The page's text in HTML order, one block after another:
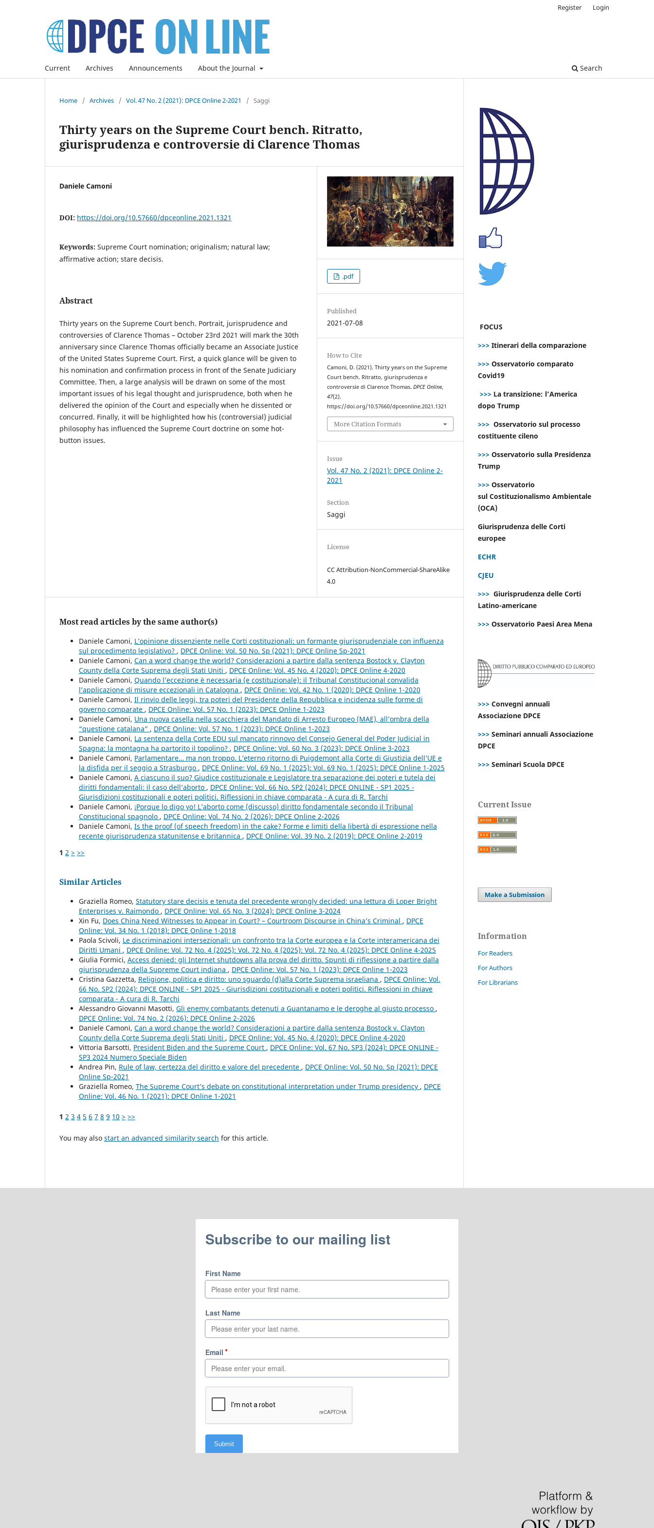
Current Archives Announcements About the Journal Search
Register Login
Home / Archives / Vol. 47 No. 2 (2021): DPCE Online 2-2021 / Saggi
Thirty years on the Supreme Court bench. Ritratto,
giurisprudenza e controversie di Clarence Thomas
Daniele Camoni
DOI: https://doi.org/10.57660/dpceonline.2021.1321
Keywords: Supreme Court nomination; originalism; natural law;
affirmative action; stare decisis.
Abstract
Thirty years on the Supreme Court bench. Portrait, jurisprudence and
controversies of Clarence Thomas – October 23rd 2021 will mark the 30th
anniversary since Clarence Thomas officially became an Associate Justice
of the United States Supreme Court. First, a quick glance will be given to
his nomination and confirmation process in front of the Senate Judiciary
Committee. Then, a large analysis will be drawn on some of the most
important issues of his legal thought and jurisprudence, both when he
delivered the opinion of the Court and especially when he dissented or
concurred. Finally, it will be highlighted how his (controversial) judicial
philosophy has influenced the Supreme Court doctrine on some hot-
button issues.
.pdf
Published
2021-07-08
How to Cite
Camoni, D. (2021). Thirty years on the Supreme
Court bench. Ritratto, giurisprudenza e
controversie di Clarence Thomas.DPCE Online,
47(2).
https://doi.org/10.57660/dpceonline.2021.1321
More Citation Formats
Issue
Vol. 47 No. 2 (2021): DPCE Online 2-
2021
Section
Saggi
License
CC Attribution-NonCommercial-ShareAlike
4.0
Most read articles by the same author(s)
Daniele Camoni, L’opinione dissenziente nelle Corti costituzionali: un formante giurisprudenziale con influenza
sul procedimento legislativo? , DPCE Online: Vol. 50 No. Sp (2021): DPCE Online Sp-2021
Daniele Camoni, Can a word change the world? Considerazioni a partire dalla sentenza Bostock v. Clayton
County della Corte Suprema degli Stati Uniti , DPCE Online: Vol. 45 No. 4 (2020): DPCE Online 4-2020
Daniele Camoni, Quando l’eccezione è necessaria (e costituzionale): il Tribunal Constitucional convalida
l’applicazione di misure eccezionali in Catalogna , DPCE Online: Vol. 42 No. 1 (2020): DPCE Online 1-2020
Daniele Camoni, Il rinvio delle leggi, tra poteri del Presidente della Repubblica e incidenza sulle forme di
governo comparate , DPCE Online: Vol. 57 No. 1 (2023): DPCE Online 1-2023
Daniele Camoni, Una nuova casella nella scacchiera del Mandato di Arresto Europeo (MAE), all’ombra della
“questione catalana” , DPCE Online: Vol. 57 No. 1 (2023): DPCE Online 1-2023
Daniele Camoni, La sentenza della Corte EDU sul mancato rinnovo del Consejo General del Poder Judicial in
Spagna: la montagna ha partorito il topolino? , DPCE Online: Vol. 60 No. 3 (2023): DPCE Online 3-2023
Daniele Camoni, Parlamentare… ma non troppo. L’eterno ritorno di Puigdemont alla Corte di Giustizia dell’UE e
la disfida per il seggio a Strasburgo , DPCE Online: Vol. 69 No. 1 (2025): Vol. 69 No. 1 (2025): DPCE Online 1-2025
Daniele Camoni, A ciascuno il suo? Giudice costituzionale e Legislatore tra separazione dei poteri e tutela dei
diritti fondamentali: il caso dell’aborto , DPCE Online: Vol. 66 No. SP2 (2024): DPCE ONLINE - SP1 2025 -
Giurisdizioni costituzionali e poteri politici. Riflessioni in chiave comparata - A cura di R. Tarchi
Daniele Camoni, ¡Porque lo digo yo! L’aborto come (discusso) diritto fondamentale secondo il Tribunal
Constitucional spagnolo , DPCE Online: Vol. 74 No. 2 (2026): DPCE Online 2-2026
Daniele Camoni, Is the proof (of speech freedom) in the cake? Forme e limiti della libertà di espressione nella
recente giurisprudenza statunitense e britannica , DPCE Online: Vol. 39 No. 2 (2019): DPCE Online 2-2019
1 2 > >>
Similar Articles
Graziella Romeo, Statutory stare decisis e tenuta del precedente wrongly decided: una lettura di Loper Bright
Enterprises v. Raimondo , DPCE Online: Vol. 65 No. 3 (2024): DPCE Online 3-2024
Xin Fu, Does China Need Witnesses to Appear in Court? – Courtroom Discourse in China’s Criminal , DPCE
Online: Vol. 34 No. 1 (2018): DPCE Online 1-2018
Paola Scivoli, Le discriminazioni intersezionali: un confronto tra la Corte europea e la Corte interamericana dei
Diritti Umani , DPCE Online: Vol. 72 No. 4 (2025): Vol. 72 No. 4 (2025): Vol. 72 No. 4 (2025): DPCE Online 4-2025
Giulia Formici, Access denied: gli Internet shutdowns alla prova del diritto. Spunti di riflessione a partire dalla
giurisprudenza della Supreme Court indiana , DPCE Online: Vol. 57 No. 1 (2023): DPCE Online 1-2023
Cristina Gazzetta, Religione, politica e diritto: uno sguardo (d)alla Corte Suprema israeliana , DPCE Online: Vol.
66 No. SP2 (2024): DPCE ONLINE - SP1 2025 - Giurisdizioni costituzionali e poteri politici. Riflessioni in chiave
comparata - A cura di R. Tarchi
Alessandro Giovanni Masotti, Gli enemy combatants detenuti a Guantanamo e le deroghe al giusto processo ,
DPCE Online: Vol. 74 No. 2 (2026): DPCE Online 2-2026
Daniele Camoni, Can a word change the world? Considerazioni a partire dalla sentenza Bostock v. Clayton
County della Corte Suprema degli Stati Uniti , DPCE Online: Vol. 45 No. 4 (2020): DPCE Online 4-2020
Vittoria Barsotti, President Biden and the Supreme Court , DPCE Online: Vol. 67 No. SP3 (2024): DPCE ONLINE -
SP3 2024 Numero Speciale Biden
Andrea Pin, Rule of law, certezza del diritto e valore del precedente , DPCE Online: Vol. 50 No. Sp (2021): DPCE
Online Sp-2021
Graziella Romeo, The Supreme Court’s debate on constitutional interpretation under Trump presidency , DPCE
Online: Vol. 46 No. 1 (2021): DPCE Online 1-2021
1 2 3 4 5 6 7 8 9 10 > >>
You may also start an advanced similarity search for this article.
FOCUS
>>> Itinerari della comparazione
>>> Osservatorio comparato
Covid19
>>> La transizione: l’America
dopo Trump
>>> Osservatorio sul processo
costituente cileno
>>> Osservatorio sulla Presidenza
Trump
>>> Osservatorio
sul Costituzionalismo Ambientale
(OCA)
Giurisprudenza delle Corti
europee
ECHR
CJEU
>>> Giurisprudenza delle Corti
Latino-americane
>>> Osservatorio Paesi Area Mena
>>> Convegni annuali
Associazione DPCE
>>> Seminari annuali Associazione
DPCE
>>> Seminari Scuola DPCE
Current Issue
Make a Submission
Information
For Readers
For Authors
For Librarians